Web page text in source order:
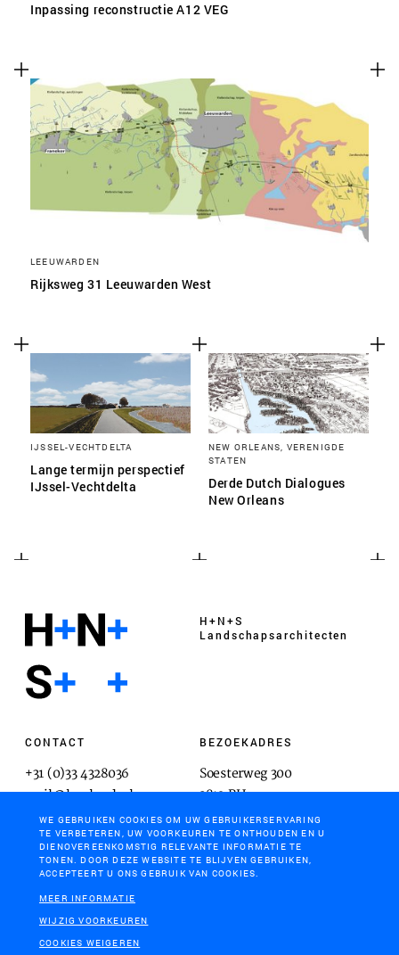
Inpassing reconstructie A12 VEG
LEEUWARDEN
Rijksweg 31 Leeuwarden West
IJSSEL-VECHTDELTA
Lange termijn perspectief
IJssel-Vechtdelta
NEW ORLEANS, VERENIGDE
STATEN
Derde Dutch Dialogues
New Orleans
H+N+S
Landschaps­architecten
CONTACT
+31 (0)33 4328036
mail@hnsland.nl
BEZOEKADRES
Soesterweg 300
3812 BH
Amersfoort
POSTADRES
Postbus 1603
3800 BP
Amersfoort
WE GEBRUIKEN COOKIES OM UW GEBRUIKERSERVARING
TE VERBETEREN, UW VOORKEUREN TE ONTHOUDEN EN U
DIENOVEREENKOMSTIG RELEVANTE INFORMATIE TE
TONEN. DOOR DEZE WEBSITE TE BLIJVEN GEBRUIKEN,
ACCEPTEERT U ONS GEBRUIK VAN COOKIES.
MEER INFORMATIE
WIJZIG VOORKEUREN
COOKIES WEIGEREN